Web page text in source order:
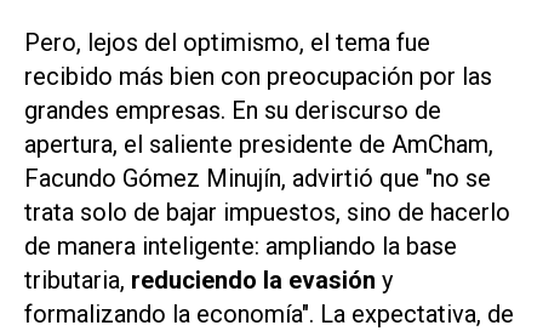
Pero, lejos del optimismo, el tema fue
recibido más bien con preocupación por las
grandes empresas. En su deriscurso de
apertura, el saliente presidente de AmCham,
Facundo Gómez Minujín, advirtió que "no se
trata solo de bajar impuestos, sino de hacerlo
de manera inteligente: ampliando la base
tributaria, reduciendo la evasión y
formalizando la economía". La expectativa, de